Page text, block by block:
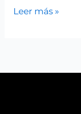
Leer más »